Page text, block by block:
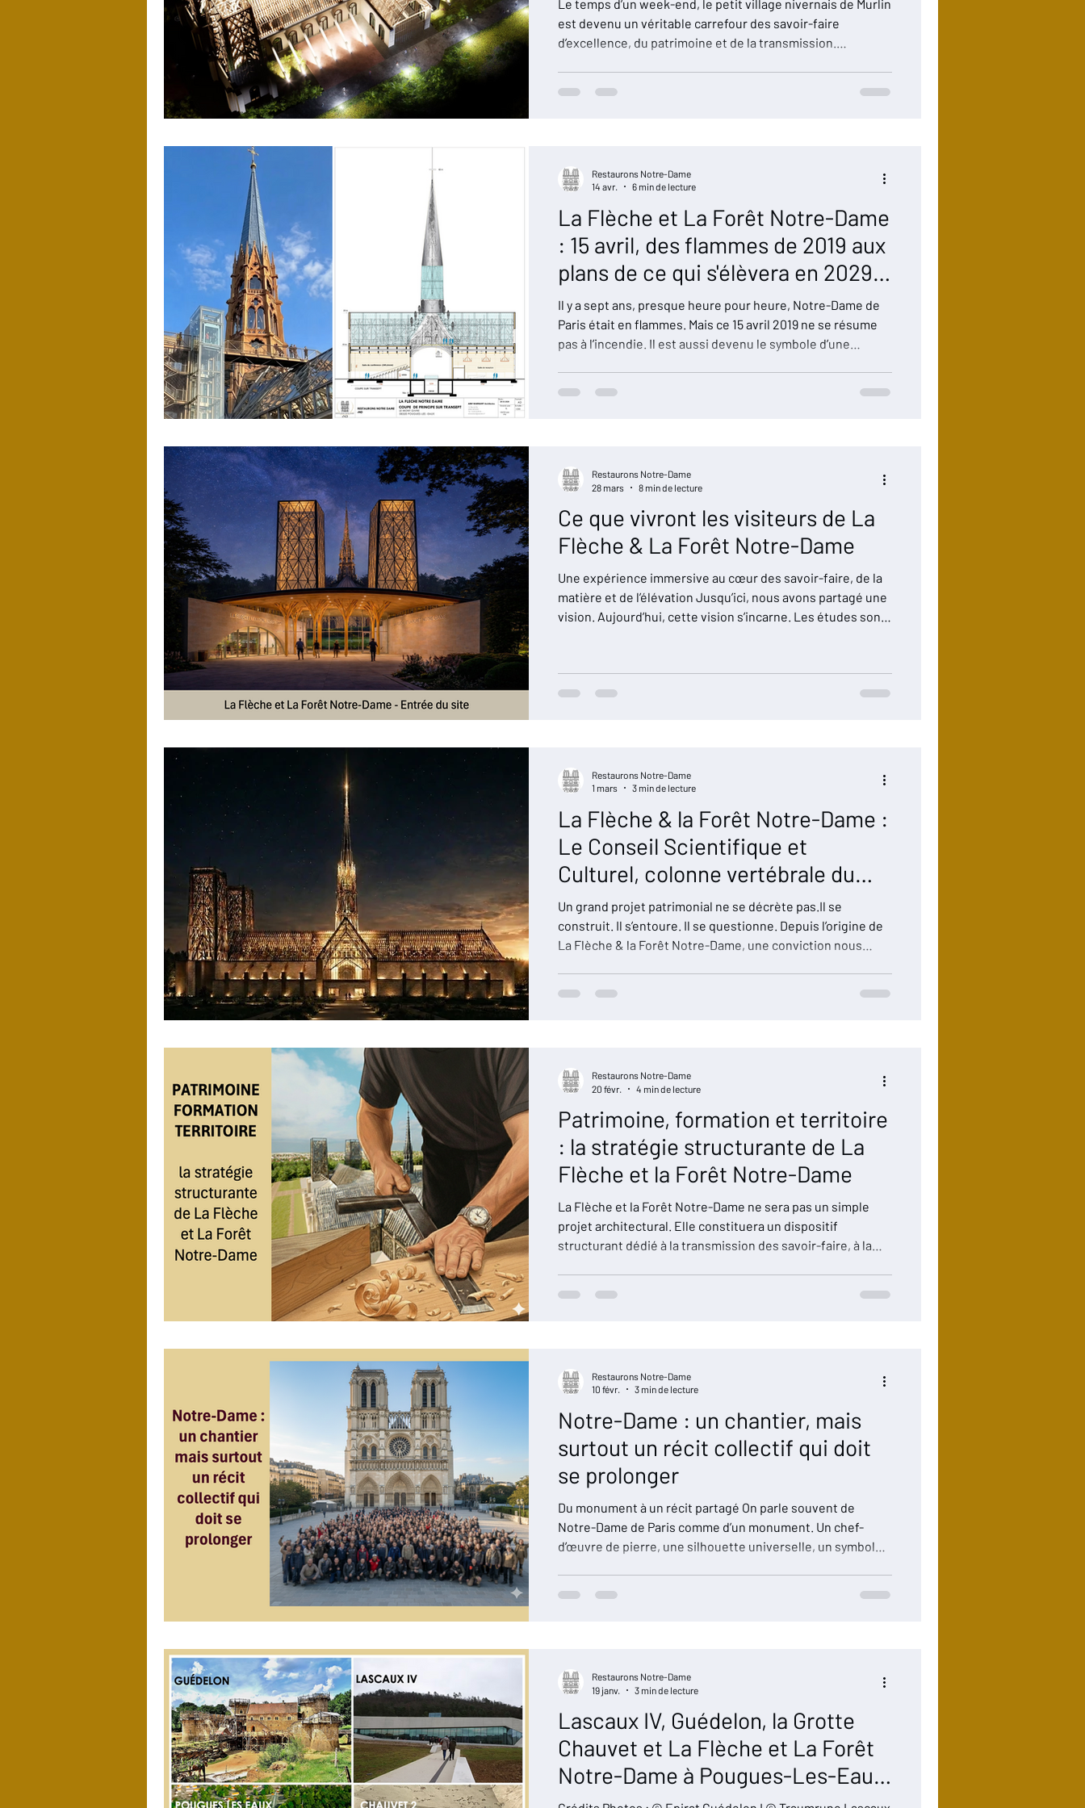
Forêts Plomberie d'art Toiture Incendie du 15 avril 2019 Soutien à l'Ukraine
Compagnonnage Académie d'Agriculture de France Etablissement Public
Formation professionnelle
Le temps d’un week-end, le petit village nivernais de Murlin
est devenu un véritable carrefour des savoir-faire
d’excellence, du patrimoine et de la transmission.
l’exposition « Notre-Dame vient à vous » a accueilli de très
La Flèche et La Forêt Notre-Dame
: 15 avril, des flammes de 2019 aux
plans de ce qui s'élèvera en 2029 :
l’invisible prend forme.
Il y a sept ans, presque heure pour heure, Notre-Dame de
Paris était en flammes. Mais ce 15 avril 2019 ne se résume
pas à l’incendie. Il est aussi devenu le symbole d’une
d’institutions et de passionnés qui, ensemble, ont relevé
Restaurons Notre-Dame
14 avr.
6 min de lecture
Ce que vivront les visiteurs de La
Flèche & La Forêt Notre-Dame
Une expérience immersive au cœur des savoir-faire, de la
matière et de l’élévation Jusqu’ici, nous avons partagé une
vision. Aujourd’hui, cette vision s’incarne. Les études sont
proposée au public au sein de La Flèche & La Forêt Notre-
Dame, au Mont-Givre à Pougues-Les-Eaux. L’ouverture de
Restaurons Notre-Dame
28 mars
8 min de lecture
La Flèche & la Forêt Notre-Dame :
Le Conseil Scientifique et
Culturel, colonne vertébrale du
projet
Un grand projet patrimonial ne se décrète pas.Il se
construit. Il s’entoure. Il se questionne. Depuis l’origine de
La Flèche & la Forêt Notre-Dame, une conviction nous
culturelle irréprochable. C’est dans cet esprit qu’est né le
Restaurons Notre-Dame
1 mars
3 min de lecture
Patrimoine, formation et territoire
: la stratégie structurante de La
Flèche et la Forêt Notre-Dame
La Flèche et la Forêt Notre-Dame ne sera pas un simple
projet architectural. Elle constituera un dispositif
structurant dédié à la transmission des savoir-faire, à la
au cœur d’un territoire historiquement lié à la filière bois et
Restaurons Notre-Dame
20 févr.
4 min de lecture
Notre-Dame : un chantier, mais
surtout un récit collectif qui doit
se prolonger
Du monument à un récit partagé On parle souvent de
Notre-Dame de Paris comme d’un monument. Un chef-
d’œuvre de pierre, une silhouette universelle, un symbole
plus profonde : Notre-Dame n’est pas seulement un
Restaurons Notre-Dame
10 févr.
3 min de lecture
Lascaux IV, Guédelon, la Grotte
Chauvet et La Flèche et La Forêt
Notre-Dame à Pougues-Les-Eaux
: Interpréter sans altérer, quand le
Restaurons Notre-Dame
19 janv.
3 min de lecture